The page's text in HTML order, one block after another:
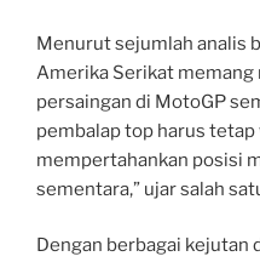
Menurut sejumlah analis
Amerika Serikat
persaingan di MotoGP
pembalap top harus tetap
mempertahankan posisi
sementara,” ujar salah
Dengan berbagai kejutan